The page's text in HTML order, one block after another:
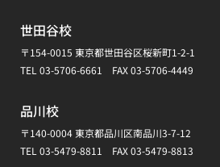
世田谷校
〒154-0015 東京都世田谷区桜新町1-2-1
TEL 03-5706-6661 FAX 03-5706-4449
品川校
〒140-0004 東京都品川区南品川3-7-12
TEL 03-5479-8811 FAX 03-5479-8813